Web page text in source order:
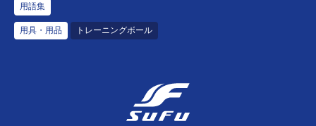
用語集
用具・用品 トレーニングボール